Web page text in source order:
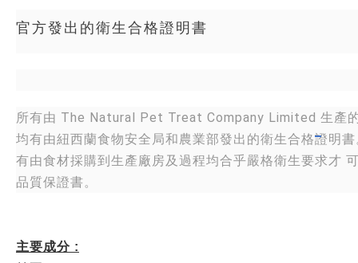
官方發出的衛生合格證明書
所有由 The Natural Pet Treat Company Limited 生產
均有由紐西蘭食物安全局和農業部發出的衛生合格證明
有由食材採購到生產廠房及過程均合乎嚴格衛生要求才
品質保證書。
主要成分 :